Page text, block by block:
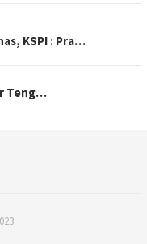
KSPI : Pra…
Teng…